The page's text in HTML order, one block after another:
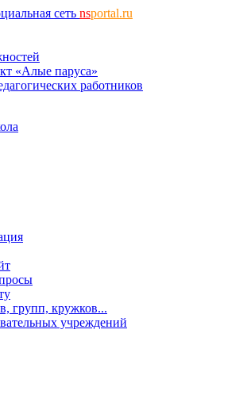
сеть nsportal.ru
«Алые паруса»
работников
групп, кружков...
учреждений